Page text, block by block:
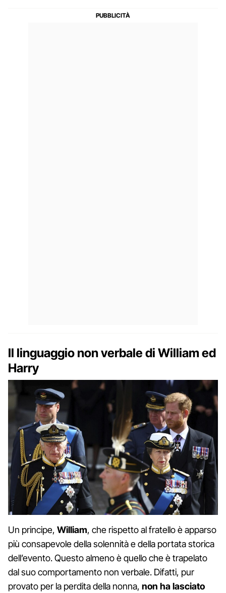
Il linguaggio non verbale di William ed
Harry
Un principe, William, che rispetto al fratello è apparso
più consapevole della solennità e della portata storica
dell’evento. Questo almeno è quello che è trapelato
dal suo comportamento non verbale. Difatti, pur
provato per la perdita della nonna, non ha lasciato